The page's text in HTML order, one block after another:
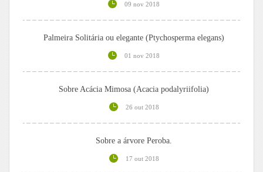
09 nov 2018
Palmeira Solitária ou elegante (Ptychosperma elegans)
01 nov 2018
Sobre Acácia Mimosa (Acacia podalyriifolia)
26 out 2018
Sobre a árvore Peroba.
17 out 2018